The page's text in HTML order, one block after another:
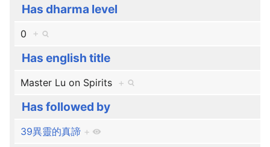
Has dharma level
0 +
Has english title
Master Lu on Spirits +
Has followed by
39異靈的真諦 +